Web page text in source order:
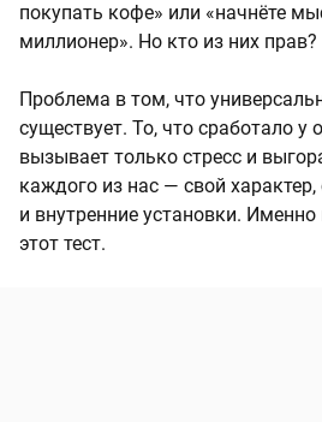
покупать кофе» или «начнёте
миллионер». Но кто из них прав?
Проблема в том, что
существует. То, что сработало у
вызывает только стресс и
каждого из нас — свой характер,
и внутренние установки.
этот тест.